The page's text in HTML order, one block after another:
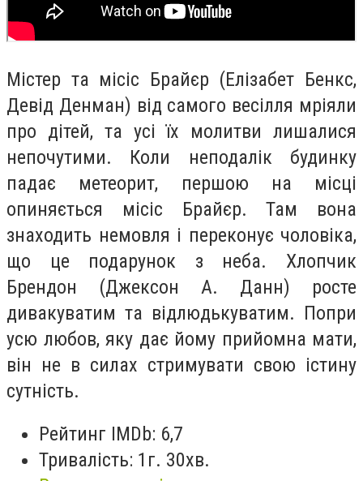
Містер та місіс Брайєр (Елізабет Бенкс,
Девід Денман) від самого весілля мріяли
про дітей, та усі їх молитви лишалися
непочутими. Коли неподалік будинку
падає метеорит, першою на місці
опиняється місіс Брайєр. Там вона
знаходить немовля і переконує чоловіка,
що це подарунок з неба. Хлопчик
Брендон (Джексон А. Данн) росте
дивакуватим та відлюдькуватим. Попри
усю любов, яку дає йому прийомна мати,
він не в силах стримувати свою істину
сутність.
Рейтинг IMDb: 6,7
Тривалість: 1г. 30хв.